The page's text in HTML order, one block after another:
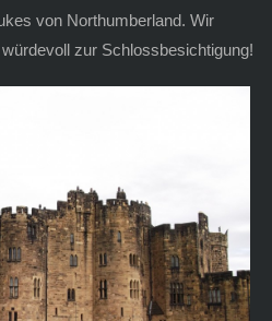
von Northumberland. Wir
zur Schlossbesichtigung!